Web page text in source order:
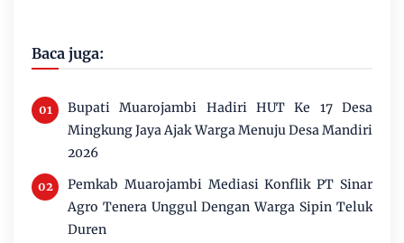
Baca juga:
Bupati Muarojambi Hadiri HUT Ke 17 Desa
Mingkung Jaya Ajak Warga Menuju Desa Mandiri
2026
Pemkab Muarojambi Mediasi Konflik PT Sinar
Agro Tenera Unggul Dengan Warga Sipin Teluk
Duren